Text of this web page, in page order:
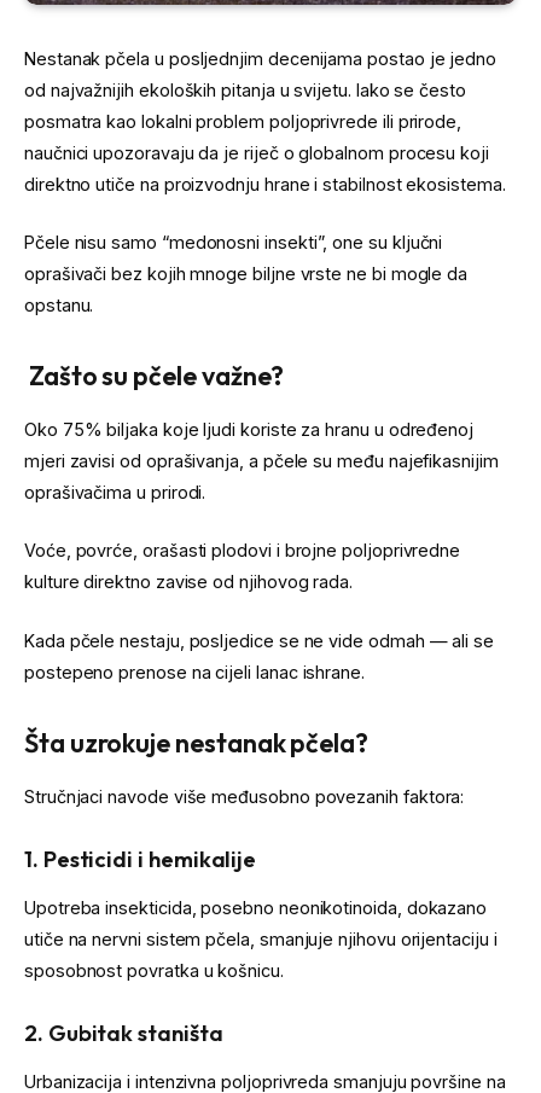
Nestanak pčela u posljednjim decenijama postao je jedno
od najvažnijih ekoloških pitanja u svijetu. Iako se često
posmatra kao lokalni problem poljoprivrede ili prirode,
naučnici upozoravaju da je riječ o globalnom procesu koji
direktno utiče na proizvodnju hrane i stabilnost ekosistema.
Pčele nisu samo “medonosni insekti”, one su ključni
oprašivači bez kojih mnoge biljne vrste ne bi mogle da
opstanu.
Zašto su pčele važne?
Oko 75% biljaka koje ljudi koriste za hranu u određenoj
mjeri zavisi od oprašivanja, a pčele su među najefikasnijim
oprašivačima u prirodi.
Voće, povrće, orašasti plodovi i brojne poljoprivredne
kulture direktno zavise od njihovog rada.
Kada pčele nestaju, posljedice se ne vide odmah — ali se
postepeno prenose na cijeli lanac ishrane.
Šta uzrokuje nestanak pčela?
Stručnjaci navode više međusobno povezanih faktora:
1. Pesticidi i hemikalije
Upotreba insekticida, posebno neonikotinoida, dokazano
utiče na nervni sistem pčela, smanjuje njihovu orijentaciju i
sposobnost povratka u košnicu.
2. Gubitak staništa
Urbanizacija i intenzivna poljoprivreda smanjuju površine na